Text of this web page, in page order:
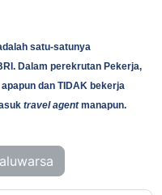
satu-satunya
Dalam perekrutan Pekerja,
dan TIDAK bekerja
travel agentmanapun.